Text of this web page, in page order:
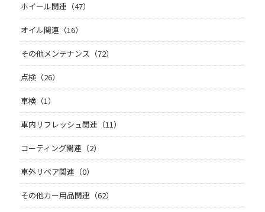
ホイール関連（47）
オイル関連（16）
その他メンテナンス（72）
点検（26）
車検（1）
車内リフレッシュ関連（11）
コーティング関連（2）
車外リペア関連（0）
その他カー用品関連（62）